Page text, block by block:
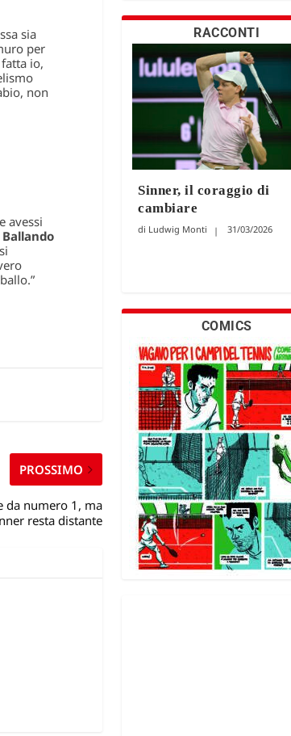
sia
per
io,
non
avessi
Ballando
PROSSIMO
da numero 1, ma
resta distante
RACCONTI
Sinner, il coraggio di
cambiare
Ludwig Monti 31/03/2026
COMICS